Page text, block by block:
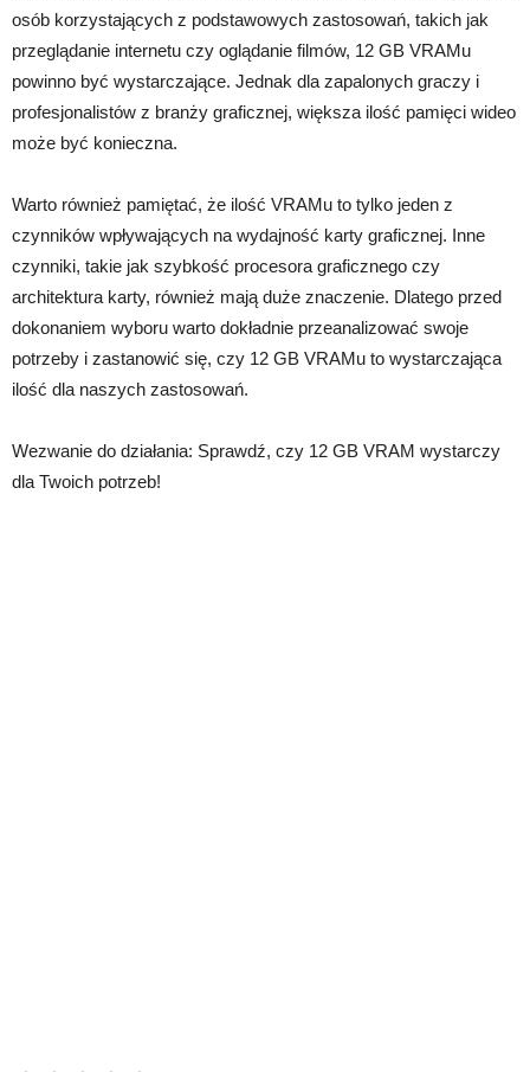
osób korzystających z podstawowych zastosowań, takich jak
przeglądanie internetu czy oglądanie filmów, 12 GB VRAMu
powinno być wystarczające. Jednak dla zapalonych graczy i
profesjonalistów z branży graficznej, większa ilość pamięci wideo
może być konieczna.
Warto również pamiętać, że ilość VRAMu to tylko jeden z
czynników wpływających na wydajność karty graficznej. Inne
czynniki, takie jak szybkość procesora graficznego czy
architektura karty, również mają duże znaczenie. Dlatego przed
dokonaniem wyboru warto dokładnie przeanalizować swoje
potrzeby i zastanowić się, czy 12 GB VRAMu to wystarczająca
ilość dla naszych zastosowań.
Wezwanie do działania: Sprawdź, czy 12 GB VRAM wystarczy
dla Twoich potrzeb!